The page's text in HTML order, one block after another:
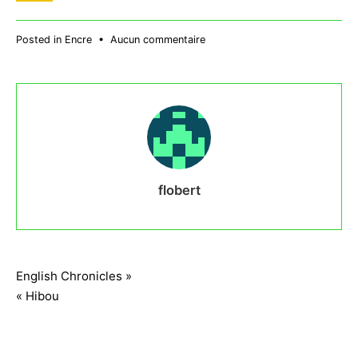
Posted in Encre • Aucun commentairesur
flobert
Navigation
de
English Chronicles »
« Hibou